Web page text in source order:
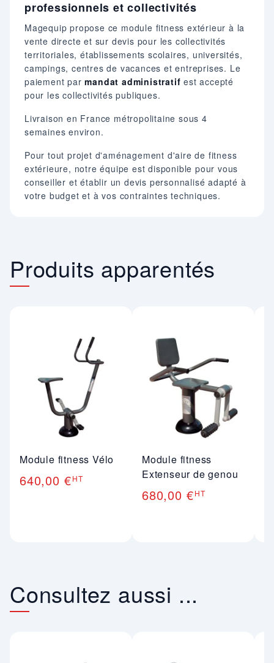
professionnels et collectivités
Magequip propose ce module fitness extérieur à la
vente directe et sur devis pour les collectivités
territoriales, établissements scolaires, universités,
campings, centres de vacances et entreprises. Le
paiement parmandat administratif est accepté
pour les collectivités publiques.
Livraison en France métropolitaine sous 4
semaines environ.
Pour tout projet d'aménagement d'aire de fitness
extérieure, notre équipe est disponible pour vous
conseiller et établir un devis personnalisé adapté à
votre budget et à vos contraintes techniques.
Produits apparentés
Module fitness Vélo
640,00 €HT
Module fitness
Extenseur de genou
680,00 €HT
Consultez aussi ...